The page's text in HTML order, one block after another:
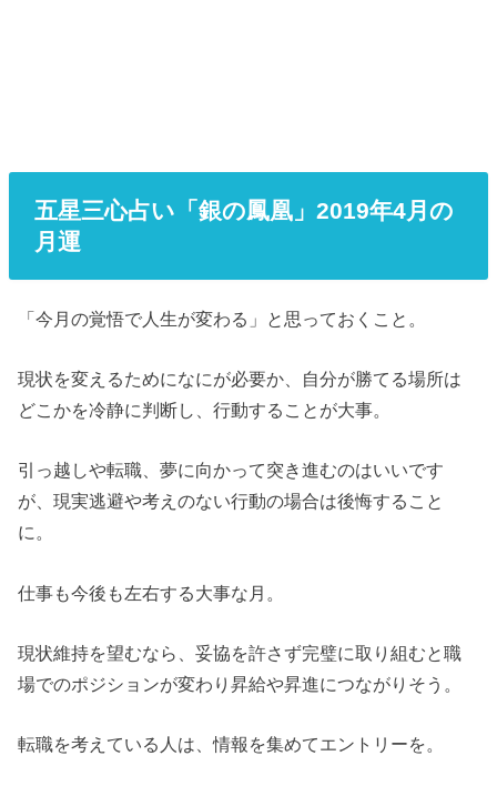
五星三心占い「銀の鳳凰」2019年4月の
月運
「今月の覚悟で人生が変わる」と思っておくこと。
現状を変えるためになにが必要か、自分が勝てる場所は
どこかを冷静に判断し、行動することが大事。
引っ越しや転職、夢に向かって突き進むのはいいです
が、現実逃避や考えのない行動の場合は後悔すること
に。
仕事も今後も左右する大事な月。
現状維持を望むなら、妥協を許さず完璧に取り組むと職
場でのポジションが変わり昇給や昇進につながりそう。
転職を考えている人は、情報を集めてエントリーを。